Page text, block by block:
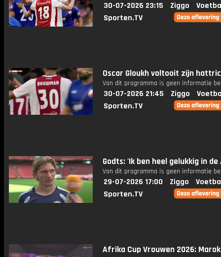
30-07-2026 23:15 Ziggo
Sporten.TV
Oscar Gloukh voltooit zijn
Van dit programma is geen informatie
30-07-2026 21:45 Ziggo
Sporten.TV
Godts: 'Ik ben heel gelukkig in de
Van dit programma is geen informatie
29-07-2026 17:00 Ziggo
Sporten.TV
Afrika Cup Vrouwen 2026: